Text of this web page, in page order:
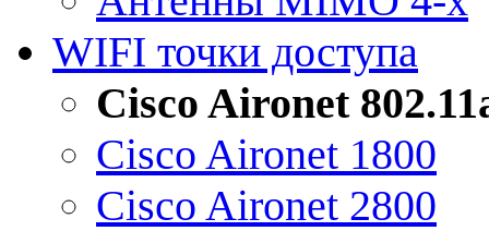
WIFI точки доступа
Cisco Aironet
Cisco Aironet 1800
Cisco Aironet 2800